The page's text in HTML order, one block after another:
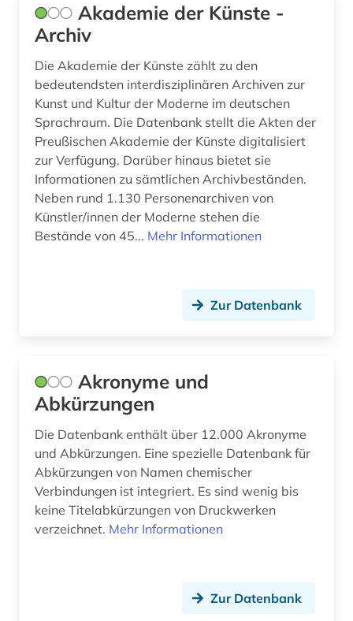
designfirmen (1)
deutsch (40)
deutsche bahn (2)
deutsche bundesbank (1)
deutsche forschungsgemeinschaft (2)
deutsche literatur (1)
deutscher sprachraum (1)
deutschland (57)
deutschland (1)
deutschland (ddr) (4)
Akademie der Künste -
Archiv
Die Akademie der Künste zählt zu den
bedeutendsten interdisziplinären Archiven zur
Kunst und Kultur der Moderne im deutschen
Sprachraum. Die Datenbank stellt die Akten der
Preußischen Akademie der Künste digitalisiert
zur Verfügung. Darüber hinaus bietet sie
Informationen zu sämtlichen Archivbeständen.
Neben rund 1.130 Personenarchiven von
Künstler/innen der Moderne stehen die
Bestände von 45... Mehr Informationen
Zur Datenbank
Akronyme und
Abkürzungen
Die Datenbank enthält über 12.000 Akronyme
und Abkürzungen. Eine spezielle Datenbank für
Abkürzungen von Namen chemischer
Verbindungen ist integriert. Es sind wenig bis
keine Titelabkürzungen von Druckwerken
verzeichnet. Mehr Informationen
Zur Datenbank